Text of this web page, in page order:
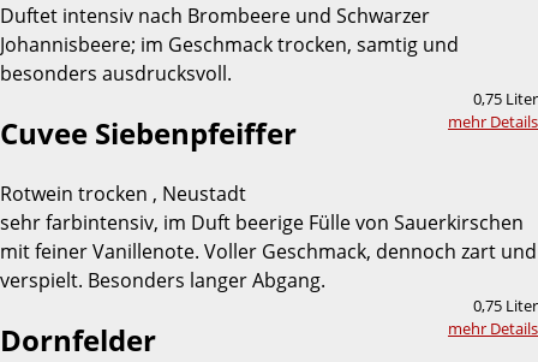
Duftet intensiv nach Brombeere und Schwarzer
Johannisbeere; im Geschmack trocken, samtig und
besonders ausdrucksvoll.
0,75 Liter
mehr Details
Cuvee Siebenpfeiffer
Rotwein trocken , Neustadt
sehr farbintensiv, im Duft beerige Fülle von Sauerkirschen
mit feiner Vanillenote. Voller Geschmack, dennoch zart und
verspielt. Besonders langer Abgang.
0,75 Liter
mehr Details
Dornfelder